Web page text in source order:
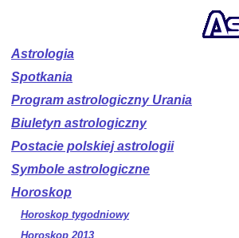
Astrologia
Spotkania
Program astrologiczny Urania
Biuletyn astrologiczny
Postacie polskiej astrologii
Symbole astrologiczne
Horoskop
Horoskop tygodniowy
Horoskop 2013